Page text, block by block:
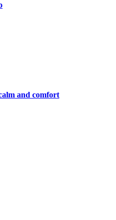
and comfort